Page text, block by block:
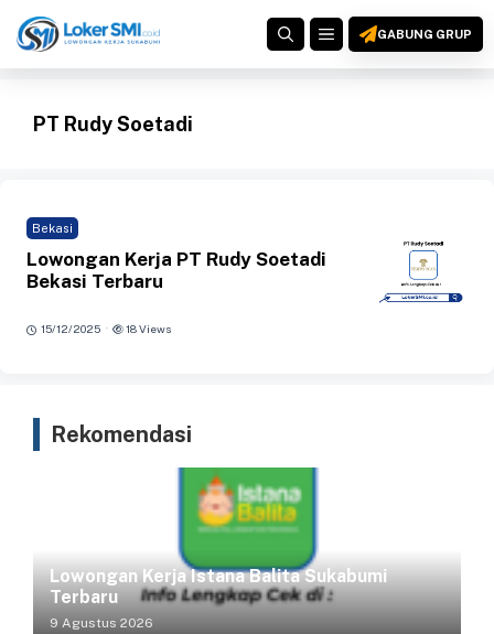
ke
MENUGABUNG GRUP
PT Rudy Soetadi
Bekasi
Lowongan Kerja PT Rudy Soetadi
Bekasi Terbaru
15/12/2025 · 18 Views
Rekomendasi
Lowongan Kerja Istana Balita Sukabumi
Terbaru
9 Agustus 2026